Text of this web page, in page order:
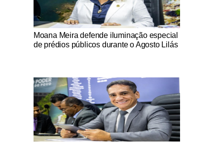
Notícias Católicas
Moana Meira defende iluminação especial
de prédios públicos durante o Agosto Lilás